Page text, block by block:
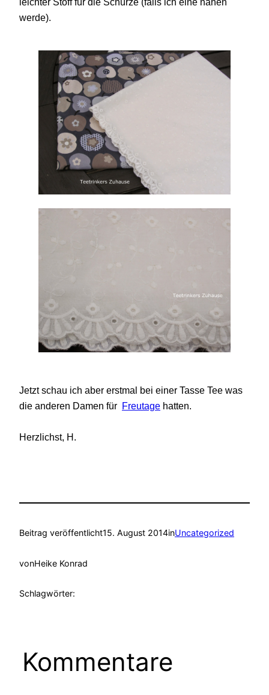
werde).
Jetzt schau ich aber erstmal bei einer Tasse Tee was
die anderen Damen für Freutage hatten.
Herzlichst, H.
Beitrag veröffentlicht15. August 2014inUncategorized
vonHeike Konrad
Schlagwörter:
Kommentare